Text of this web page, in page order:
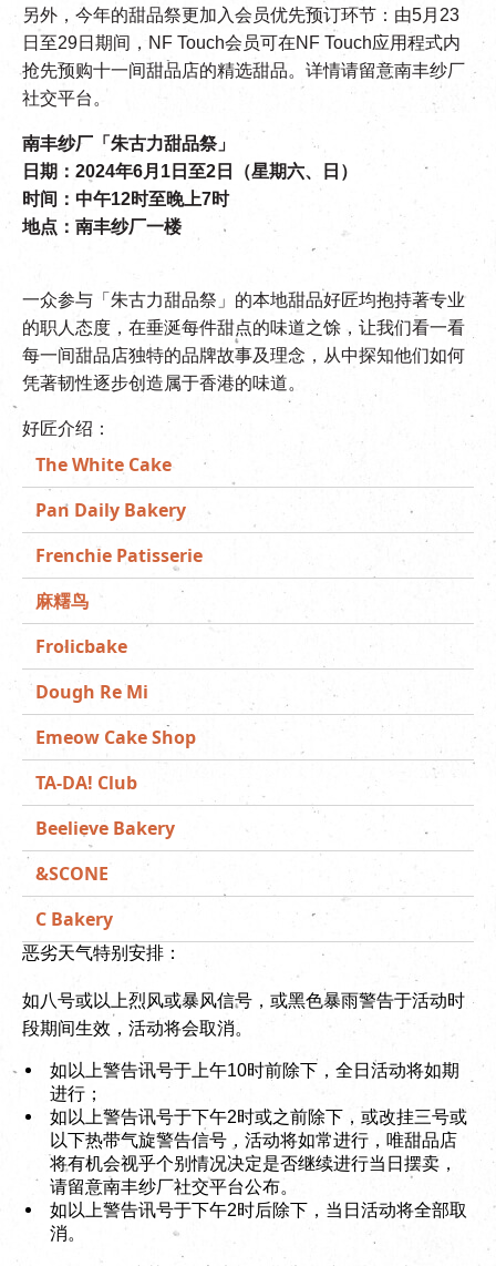
另外， 今年的甜品祭更加入会员优先预订环节：由5月23
日至29日期间，NF Touch会员可在NF Touch应用程式内
抢先预购十一间甜品店的精选甜品。详情请留意南丰纱厂
社交平台。
南丰纱厂「朱古力甜品祭」
日期：2024年6月1日至2日（星期六、日）
时间：中午12时至晚上7时
地点：南丰纱厂一楼
一众参与「朱古力甜品祭」的本地甜品好匠均抱持著专业
的职人态度，在垂涎每件甜点的味道之馀，让我们看一看
每一间甜品店独特的品牌故事及理念，从中探知他们如何
凭著韧性逐步创造属于香港的味道。
好匠介绍：
The White Cake
Pan Daily Bakery
Frenchie Patisserie
麻糬鸟
Frolicbake
Dough Re Mi
Emeow Cake Shop
TA-DA! Club
Beelieve Bakery
&SCONE
C Bakery
恶劣天气特别安排：
如八号或以上烈风或暴风信号，或黑色暴雨警告于活动时
段期间生效，活动将会取消。
如以上警告讯号于上午10时前除下，全日活动将如期
进行；
如以上警告讯号于下午2时或之前除下，或改挂三号或
以下热带气旋警告信号，活动将如常进行，唯甜品店
将有机会视乎个别情况决定是否继续进行当日摆卖，
请留意南丰纱厂社交平台公布。
如以上警告讯号于下午2时后除下，当日活动将全部取
消。